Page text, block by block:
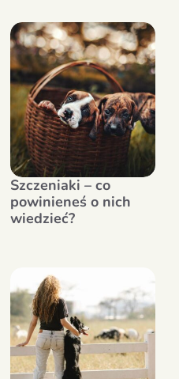
Szczeniaki – co
powinieneś o nich
wiedzieć?